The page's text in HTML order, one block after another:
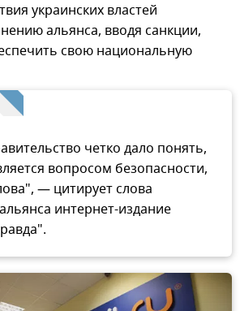
украинских властей
альянса, вводя санкции,
свою национальную
четко дало понять,
вопросом безопасности,
— цитирует слова
интернет-издание